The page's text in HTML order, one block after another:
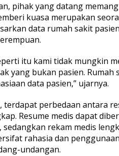
pihak yang datang
kuasa merupakan
data rumah sakit
itu kami tidak mungkin
yang bukan pasien. Rumah
data pasien,” ujarnya.
terdapat perbedaan antara
Resume medis dapat
rekam medis
rahasia dan
undangan.